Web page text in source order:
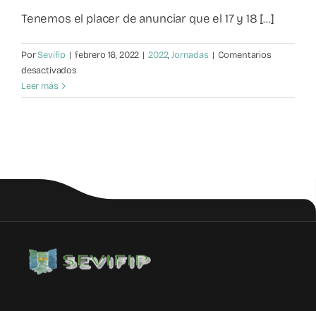
Tenemos el placer de anunciar que el 17 y 18 [...]
PorSevifip | febrero 16, 2022 | 2022,Jornadas | Comentarios
desactivadosen
Jornadas
atención
la
y
adolescencia
Leer más